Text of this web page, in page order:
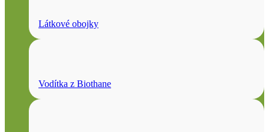
Látkové obojky
Vodítka z Biothane